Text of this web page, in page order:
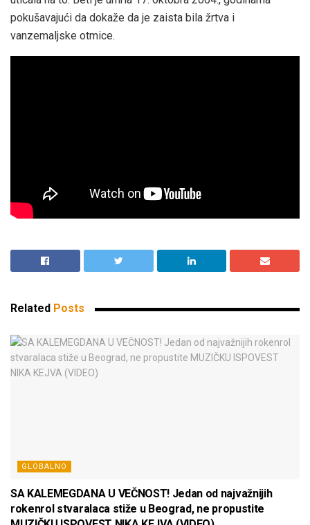
pokušavajući da dokaže da je zaista bila žrtva i
vanzemaljske otmice.
Related Posts
GLOBALNO
SA KALEMEGDANA U VEČNOST! Jedan od najvažnijih
rokenrol stvaralaca stiže u Beograd, ne propustite